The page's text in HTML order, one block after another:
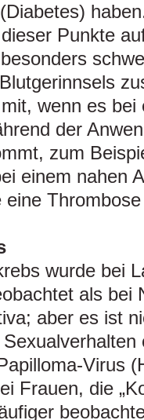
Punkte
wenn es bei
der
zum
einem nahen
wurde bei
als bei
aber es ist
Virus
Frauen, die